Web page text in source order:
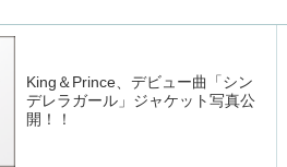
King＆Prince、デビュー曲「シン
デレラガール」ジャケット写真公
開！！